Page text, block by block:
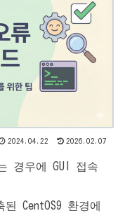
2024.04.22 2026.02.07
경우에 GUI 접속
CentOS9 환경에